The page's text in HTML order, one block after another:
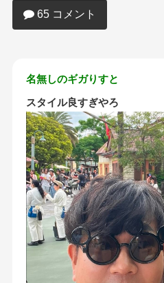
65 コメント
名無しのギガりすと
スタイル良すぎやろ